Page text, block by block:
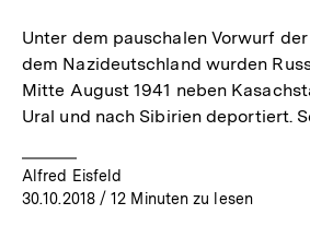
Unter dem pauschalen Vorwurf
dem Nazideutschland wurden
Mitte August 1941 neben
Ural und nach Sibirien deportiert.
Alfred Eisfeld
30.10.2018/ 12 Minuten zu lesen